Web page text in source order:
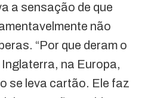
a sensação de que
não
“Por que deram o
na Europa,
se leva cartão. Ele faz